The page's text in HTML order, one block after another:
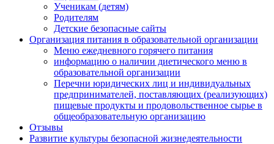
Ученикам (детям)
Родителям
Детские безопасные сайты
Организация питания в образовательной организации
Меню ежедневного горячего питания
информацию о наличии диетического меню в
образовательной организации
Перечни юридических лиц и индивидуальных
предпринимателей, поставляющих (реализующих)
пищевые продукты и продовольственное сырье в
общеобразовательную организацию
Отзывы
Развитие культуры безопасной жизнедеятельности